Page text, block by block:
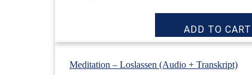
Meditation – Loslassen (Audio + Transkript)